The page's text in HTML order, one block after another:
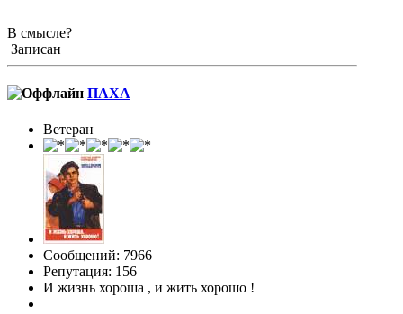
В смысле?
Записан
ПАХА
Ветеран
Сообщений: 7966
Репутация: 156
И жизнь хороша , и жить хорошо !